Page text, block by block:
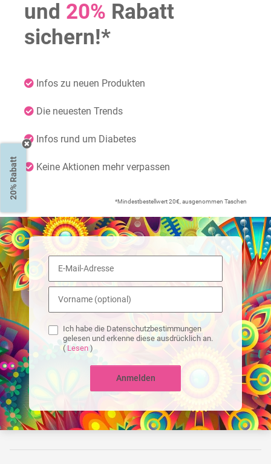
Ich habe die Datenschutzbestimmungen
gelesen und erkenne diese ausdrücklich an.
( Lesen )
Anmelden
und 20% Rabatt
sichern!*
Infos zu neuen Produkten
Die neuesten Trends
Infos rund um Diabetes
Keine Aktionen mehr verpassen
*Mindestbestellwert 20€, ausgenommen Taschen
20% Rabatt